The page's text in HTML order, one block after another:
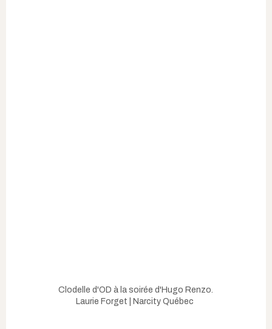
Clodelle d'OD à la soirée d'Hugo Renzo.
Laurie Forget | Narcity Québec